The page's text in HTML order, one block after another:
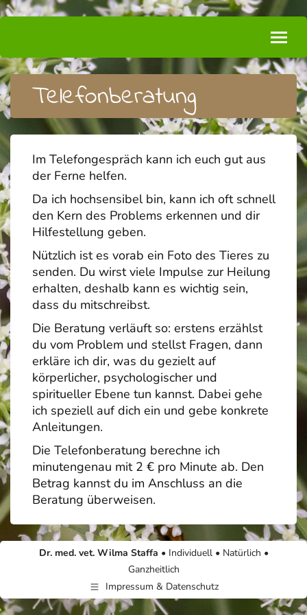
Telefonberatung
Im Telefongespräch kann ich euch gut aus
der Ferne helfen.
Da ich hochsensibel bin, kann ich oft schnell
den Kern des Problems erkennen und dir
Hilfestellung geben.
Nützlich ist es vorab ein Foto des Tieres zu
senden. Du wirst viele Impulse zur Heilung
erhalten, deshalb kann es wichtig sein,
dass du mitschreibst.
Die Beratung verläuft so: erstens erzählst
du vom Problem und stellst Fragen, dann
erkläre ich dir, was du gezielt auf
körperlicher, psychologischer und
spiritueller Ebene tun kannst. Dabei gehe
ich speziell auf dich ein und gebe konkrete
Anleitungen.
Die Telefonberatung berechne ich
minutengenau mit 2 € pro Minute ab. Den
Betrag kannst du im Anschluss an die
Beratung überweisen.
Dr. med. vet. Wilma Staffa •Individuell • Natürlich •
Ganzheitlich
Impressum & Datenschutz